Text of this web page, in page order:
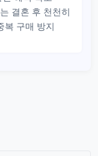
결혼 후 천천히
복 구매 방지